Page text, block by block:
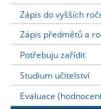
Zápis do vyšších
Zápis předmětů a
Potřebuju zařídit
Studium učitelství
Evaluace